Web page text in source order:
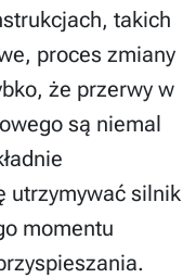
takich
proces zmiany
że przerwy w
są niemal
utrzymywać silnik
momentu